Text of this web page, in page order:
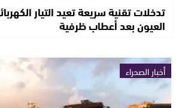
تدخلات تقنية سريعة تعيد التيار
العيون بعد أعطاب ظرفية
أخبار الصحراء